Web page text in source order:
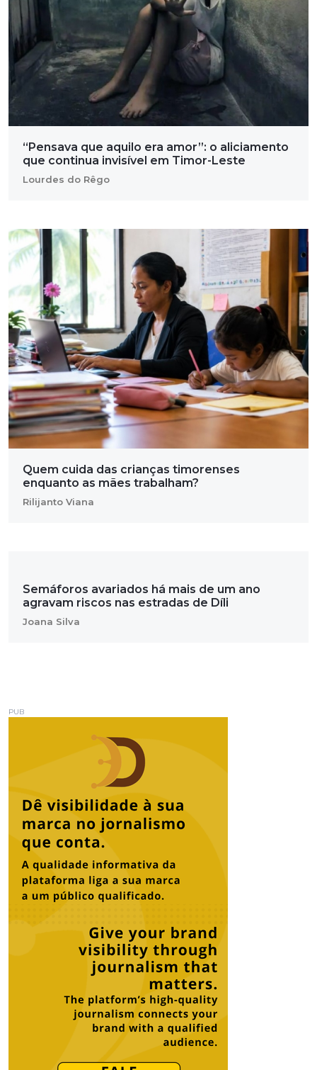
“Pensava que aquilo era amor”: o aliciamento
que continua invisível em Timor-Leste
Lourdes do Rêgo
Quem cuida das crianças timorenses
enquanto as mães trabalham?
Rilijanto Viana
Semáforos avariados há mais de um ano
agravam riscos nas estradas de Díli
Joana Silva
PUB